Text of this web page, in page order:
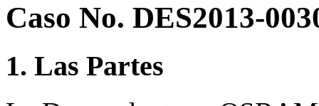
Caso No. DES2013-
1. Las Partes